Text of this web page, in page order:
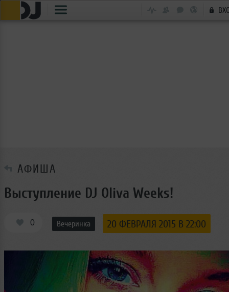
АФИША
Выступление DJ Oliva Weeks!
0 Вечеринка 20 ФЕВРАЛЯ 2015 В 22:00